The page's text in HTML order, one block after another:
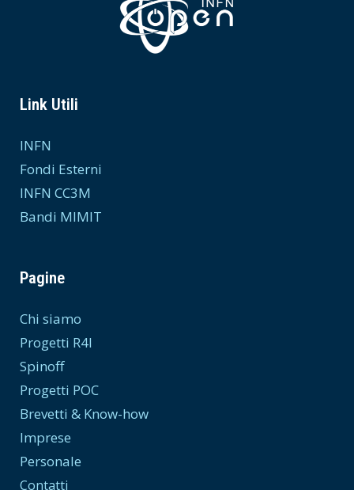
Link Utili
INFN
Fondi Esterni
INFN CC3M
Bandi MIMIT
Pagine
Chi siamo
Progetti R4I
Spinoff
Progetti POC
Brevetti & Know-how
Imprese
Personale
Contatti